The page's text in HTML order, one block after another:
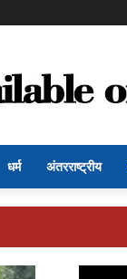
धर्म अंतरराष्ट्रीय